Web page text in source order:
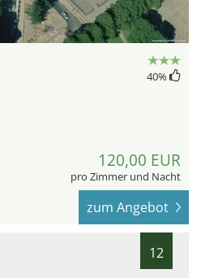
40%
120,00 EUR
pro Zimmer und Nacht
zum Angebot
12